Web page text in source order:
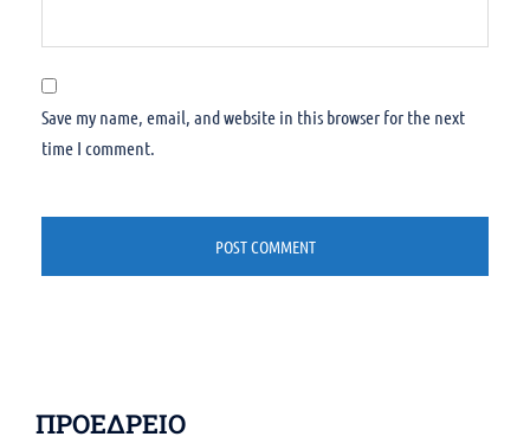
Save my name, email, and website in this browser for the next
time I comment.
ΠΡΟΕΔΡΕΙΟ